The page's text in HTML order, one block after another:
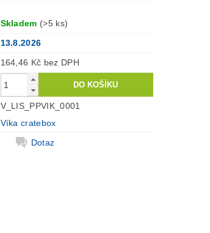
Skladem (>5 ks)
13.8.2026
164,46 Kč bez DPH
V_LIS_PPVIK_0001
Víka cratebox
Dotaz